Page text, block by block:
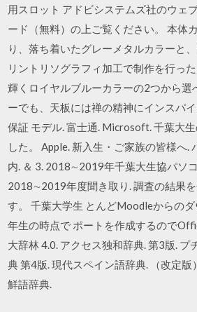
用スロット アドビシステムズ社のウェ
ード（無料）の上ご覧ください。 本体
り、落ち着いたグレーメタルカラーと
リントリソグラフィ加工で制作を行っ
輝くロイヤルブルーカラーの2つから選
ーでも、天板には禅の精神にインスパ
保証 モデル. 富士通. Microsoft. 千葉大生
した。 Apple. 新入生・ご家族の皆様へ.
内. ＆ 3. 2018∼2019年千葉大生協パソ
2018∼2019年度聞き取り. 調査の結果
す。 千葉大学生 とんどMoodleからのダ
年生の時点で ポートを作成するので
大辞林 4.0. アクセス独和辞典. 第3版. プ
典 第4版. 現代スペイン語辞典. （改定版
鮮語辞典.